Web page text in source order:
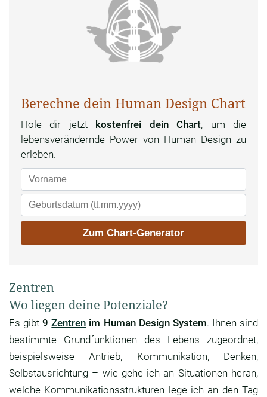
Berechne dein Human Design Chart
Hole dir jetzt kostenfrei dein Chart, um die
lebensverändernde Power von Human Design zu
erleben.
Zentren
Wo liegen deine Potenziale?
Es gibt9Zentren im Human Design System. Ihnen sind
bestimmte Grundfunktionen des Lebens zugeordnet,
beispielsweise Antrieb, Kommunikation, Denken,
Selbstausrichtung – wie gehe ich an Situationen heran,
welche Kommunikationsstrukturen lege ich an den Tag